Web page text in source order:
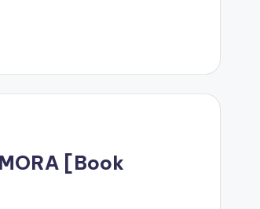
[Book